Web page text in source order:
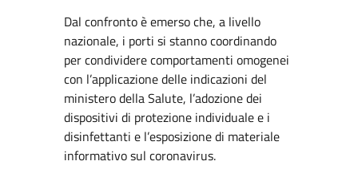
Dal confronto è emerso che, a livello
nazionale, i porti si stanno coordinando
per condividere comportamenti omogenei
con l’applicazione delle indicazioni del
ministero della Salute, l’adozione dei
dispositivi di protezione individuale e i
disinfettanti e l’esposizione di materiale
informativo sul coronavirus.